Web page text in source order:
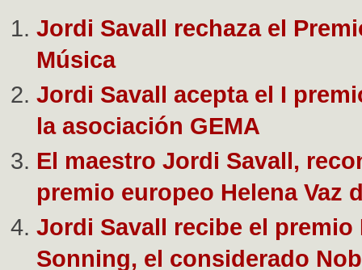
Jordi Savall rechaza el
Música
Jordi Savall acepta el I
la asociación GEMA
El maestro Jordi Savall,
premio europeo Helena Vaz
Jordi Savall recibe el premio
Sonning, el considerado